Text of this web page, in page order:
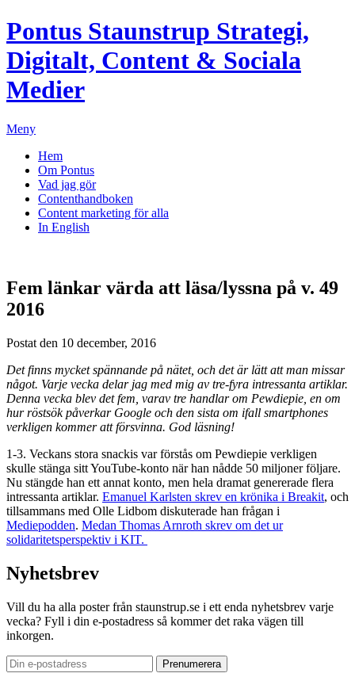
Pontus Staunstrup Strategi,
Digitalt, Content & Sociala
Medier
Meny
Hem
Om Pontus
Vad jag gör
Contenthandboken
Content marketing för alla
In English
Fem länkar värda att läsa/lyssna på v. 49
2016
Postat den 10 december, 2016
Det finns mycket spännande på nätet, och det är lätt att man missar
något. Varje vecka delar jag med mig av tre-fyra intressanta artiklar.
Denna vecka blev det fem, varav tre handlar om Pewdiepie, en om
hur röstsök påverkar Google och den sista om ifall smartphones
verkligen kommer att försvinna. God läsning!
1-3. Veckans stora snackis var förstås om Pewdiepie verkligen
skulle stänga sitt YouTube-konto när han nådde 50 miljoner följare.
Nu stängde han ett annat konto, men hela dramat genererade flera
intressanta artiklar. Emanuel Karlsten skrev en krönika i Breakit, och
tillsammans med Olle Lidbom diskuterade han frågan i
Mediepodden. Medan Thomas Arnroth skrev om det ur
solidaritetsperspektiv i KIT.
Nyhetsbrev
Vill du ha alla poster från staunstrup.se i ett enda nyhetsbrev varje
vecka? Fyll i din e-postadress så kommer det raka vägen till
inkorgen.